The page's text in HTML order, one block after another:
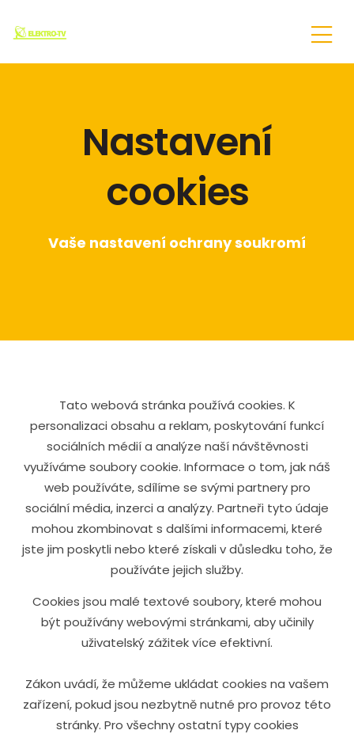
Nastavení
cookies
Vaše nastavení ochrany soukromí
Tato webová stránka používá cookies. K
personalizaci obsahu a reklam, poskytování funkcí
sociálních médií a analýze naší návštěvnosti
využíváme soubory cookie. Informace o tom, jak náš
web používáte, sdílíme se svými partnery pro
sociální média, inzerci a analýzy. Partneři tyto údaje
mohou zkombinovat s dalšími informacemi, které
jste jim poskytli nebo které získali v důsledku toho, že
používáte jejich služby.
Cookies jsou malé textové soubory, které mohou
být používány webovými stránkami, aby učinily
uživatelský zážitek více efektivní.
Zákon uvádí, že můžeme ukládat cookies na vašem
zařízení, pokud jsou nezbytně nutné pro provoz této
stránky. Pro všechny ostatní typy cookies